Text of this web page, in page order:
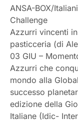
ANSA-BOX/
Challenge
Azzurri vincenti
pasticceria (di
03 GIU –
Azzurri che
mondo alla
successo
edizione della
Italiane (Idic-